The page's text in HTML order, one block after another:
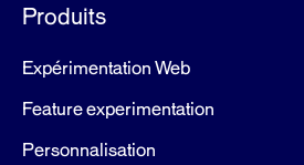
Produits
Expérimentation Web
Feature experimentation
Personnalisation